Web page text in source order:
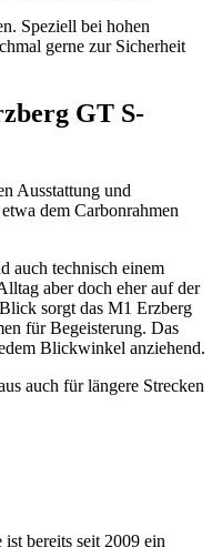
Speziell bei hohen
gerne zur Sicherheit
GT S-
Ausstattung und
dem Carbonrahmen
auch technisch einem
aber doch eher auf der
sorgt das M1 Erzberg
für Begeisterung. Das
Blickwinkel anziehend.
auch für längere Strecken
bereits seit 2009 ein